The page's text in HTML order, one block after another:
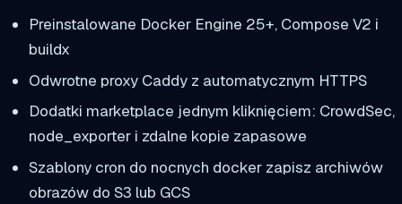
Preinstalowane Docker Engine 25+, Compose V2 i
buildx
Odwrotne proxy Caddy z automatycznym HTTPS
Dodatki marketplace jednym kliknięciem: CrowdSec,
node_exporter i zdalne kopie zapasowe
Szablony cron do nocnych docker zapisz archiwów
obrazów do S3 lub GCS